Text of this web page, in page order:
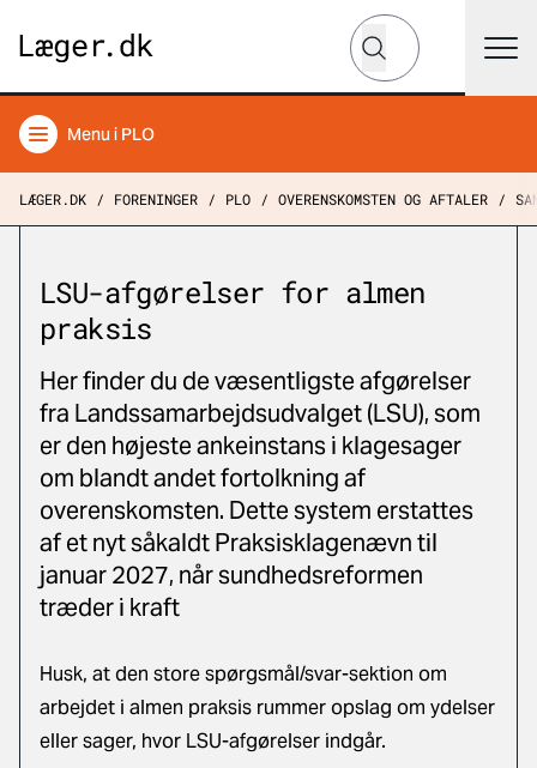
Hvad leder du efter?
Søg
Menu i PLO
LÆGER.DK FORENINGER PLO OVERENSKOMSTEN OG AFTALER
LSU-afgørelser for almen
praksis
Her finder du de væsentligste afgørelser
fra Landssamarbejdsudvalget (LSU), som
er den højeste ankeinstans i klagesager
om blandt andet fortolkning af
overenskomsten. Dette system erstattes
af et nyt såkaldt Praksisklagenævn til
januar 2027, når sundhedsreformen
træder i kraft
Husk, atden store spørgsmål/svar-sektion om
arbejdet i almen praksis rummer opslag om ydelser
eller sager, hvor LSU-afgørelser indgår.